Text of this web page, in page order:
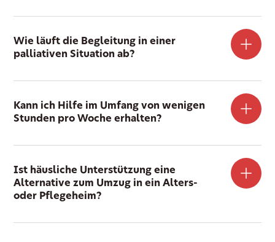
Wie läuft die Begleitung in einer
palliativen Situation ab?
Kann ich Hilfe im Umfang von wenigen
Stunden pro Woche erhalten?
Ist häusliche Unterstützung eine
Alternative zum Umzug in ein Alters-
oder Pflegeheim?